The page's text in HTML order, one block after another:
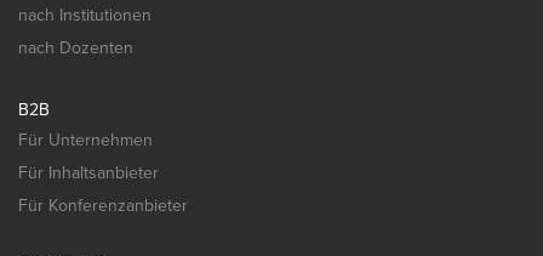
nach Institutionen
nach Dozenten
B2B
Für Unternehmen
Für Inhaltsanbieter
Für Konferenzanbieter